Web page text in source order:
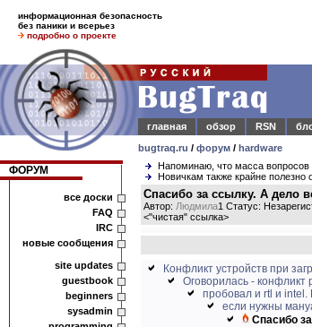
информационная безопасность
без паники и всерьез
подробно о проекте
главная
обзор RSN
bugtraq.ru / форум / hardware
ФОРУМ
все доски
FAQ
IRC
новые сообщения
site updates
guestbook
beginners
sysadmin
Напоминаю, что масса
Новичкам также крайне полезно
Спасибо за ссылку. А дело
Автор: Людмила1 Статус:
<"чистая" ссылка>
Конфликт устройств при
Оговорилась - конфликт
пробовал и rtl и intel.
если нужны
Спасибо